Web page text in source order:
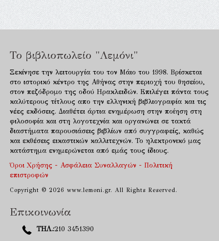
Το βιβλιοπωλείο "Λεμόνι"
Ξεκίνησε την λειτουργία του τον Μάιο του 1998. Βρίσκεται
στο ιστορικό κέντρο της Αθήνας στην περιοχή του θησείου,
στον πεζόδρομο της οδού Ηρακλειδών. Επιλέγει πάντα τους
καλύτερους τίτλους απο την ελληνική βιβλιογραφία και τις
νέες εκδόσεις. Διαθέτει άρτια ενημέρωση στην ποίηση στη
φιλοσοφία και στη λογοτεχνία και οργανώνει σε τακτά
διαστήματα παρουσιάσεις βιβλίων από συγγραφείς, καθώς
και εκθέσεις εικαστικών καλλιτεχνών. Το ηλεκτρονικό μας
κατάστημα ενημερώνεται από εμάς τους ίδιους.
Όροι Χρήσης - Ασφάλεια Συναλλαγών - Πολιτική
επιστροφών
Copyright © 2026 www.lemoni.gr. All Rights Reserved.
Επικοινωνία
ΤΗΛ.:210 3451390